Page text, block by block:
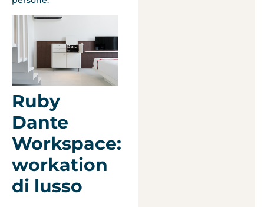
Ruby
Dante
Workspace:
workation
di lusso